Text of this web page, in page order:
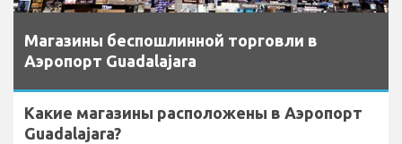
Магазины беспошлинной торговли в
Аэропорт Guadalajara
Какие магазины расположены в Аэропорт
Guadalajara?